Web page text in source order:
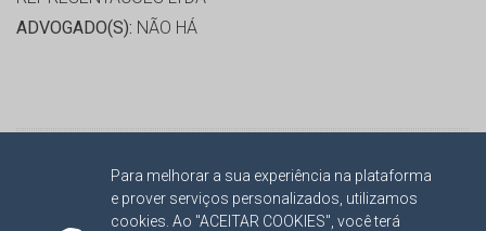
Para melhorar a sua experiência na plataforma
e prover serviços personalizados, utilizamos
cookies. Ao "ACEITAR COOKIES", você terá
ADVOGADO(S): NÃO HÁ
Não imprima, compartilhe